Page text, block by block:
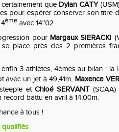
que Dylan CATY
pour espérer conserver son titre
ème avec 14’’02.
pour Margaux SIERACKI
se place près des 2 premières
3 athlètes, 4èmes au bilan : la
avec un jet à 49,41m, Maxence
etChloé SERVANT (SCAA)
record battu en avril à 14,00m.
à tous !
qualifiés